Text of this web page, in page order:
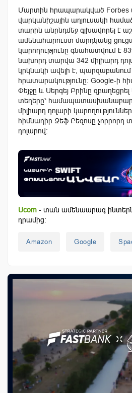
Մարտին հրապարակված Forbes
վարկանիշային աղյուսակի
տարին անընդմեջ գլխավորել է
ամենահարուստ մարդկանց
կարողությունը գնահատվում է
նախորդ տարվա 342 միլիարդ
կրկնակի ավելի է, պարզաբանում
հրատարակությունը։ Google-ի
Փեյջը և Սերգեյ Բրինը
տեղերը՝ համապատասխանաբար
միլիարդ դոլարի
հիմնադիր Ջեֆ Բեզոսը չորրորդ
դոլարով։
Ucom - տան ամենաարագ
դրամից:
Amazon Google